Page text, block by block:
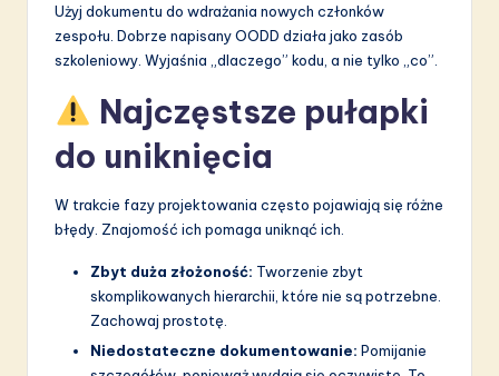
Użyj dokumentu do wdrażania nowych członków
zespołu. Dobrze napisany OODD działa jako zasób
szkoleniowy. Wyjaśnia „dlaczego” kodu, a nie tylko „co”.
Najczęstsze pułapki
do uniknięcia
W trakcie fazy projektowania często pojawiają się różne
błędy. Znajomość ich pomaga uniknąć ich.
Zbyt duża złożoność: Tworzenie zbyt
skomplikowanych hierarchii, które nie są potrzebne.
Zachowaj prostotę.
Niedostateczne dokumentowanie: Pomijanie